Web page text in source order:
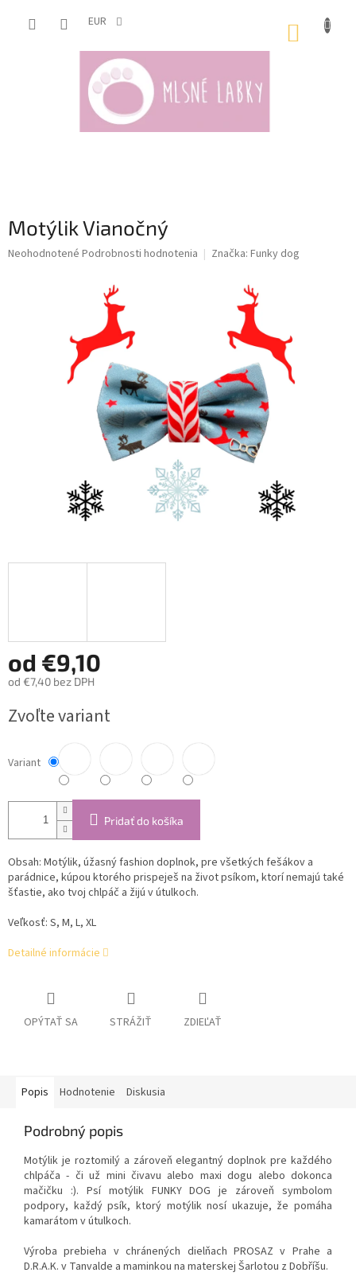
EUR
Motýlik Vianočný
Priemerné
Neohodnotené Podrobnosti hodnotenia Značka: Funky dog
od €9,10
od €7,40 bez DPH
cena:
Zvoľte variant
Variant
Pridať do košíka
Obsah: Motýlik, úžasný fashion doplnok, pre všetkých fešákov a
parádnice, kúpou ktorého prispeješ na život psíkom, ktorí nemajú také
šťastie, ako tvoj chlpáč a žijú v útulkoch.
Veľkosť: S, M, L, XL
Detailné informácie
OPÝTAŤ SA STRÁŽIŤ ZDIEĽAŤ
Popis Hodnotenie Diskusia
Podrobný popis
Motýlik je roztomilý a zároveň elegantný doplnok pre každého
chlpáča - či už mini čivavu alebo maxi dogu alebo dokonca
mačičku :). Psí motýlik FUNKY DOG je zároveň symbolom
podpory, každý psík, ktorý motýlik nosí ukazuje, že pomáha
kamarátom v útulkoch.
Výroba prebieha v chránených dielňach PROSAZ v Prahe a
D.R.A.K. v Tanvalde a maminkou na materskej Šarlotou z Dobříšu.